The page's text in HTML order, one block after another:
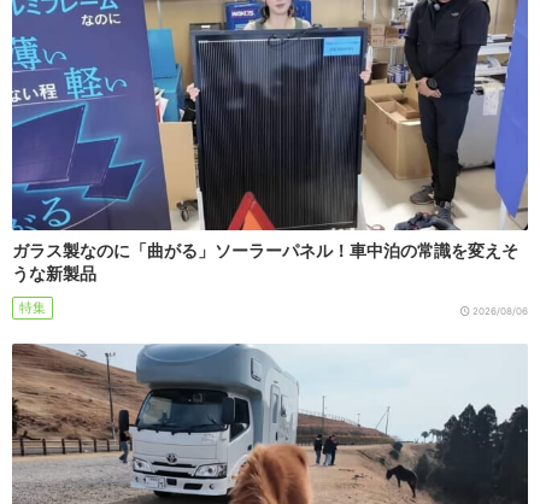
ガラス製なのに「曲がる」ソーラーパネル！車中泊の常識を変えそ
うな新製品
特集 2026/08/06